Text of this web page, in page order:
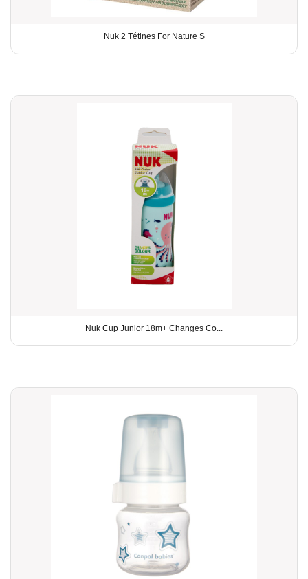
Nuk 2 Tétines For Nature S
Nuk Cup Junior 18m+ Changes Co...